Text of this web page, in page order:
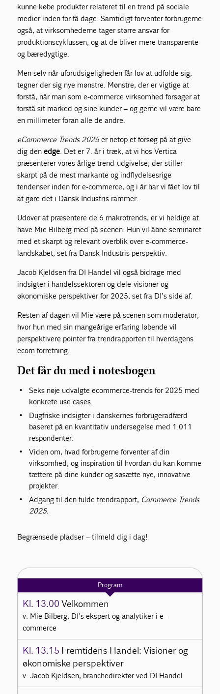
kunne købe produkter relateret til en trend på sociale
medier inden for få dage. Samtidigt forventer forbrugerne
også, at virksomhederne tager større ansvar for
produktionscyklussen, og at de bliver mere transparente
og bæredygtige.
Men selv når uforudsigeligheden får lov at udfolde sig,
tegner der sig nye mønstre. Mønstre, der er vigtige at
forstå, når man som e-commerce virksomhed forsøger at
forstå sit marked og sine kunder – og gerne vil være bare
en millimeter foran alle de andre.
eCommerce Trends 2025er netop et forsøg på at give
dig denedge . Det er 7. år i træk, at vi hos Vertica
præsenterer vores årlige trend-udgivelse, der stiller
skarpt på de mest markante og indflydelsesrige
tendenser inden for e-commerce, og i år har vi fået lov til
at gøre det i Dansk Industris rammer.
Udover at præsentere de 6 makrotrends, er vi heldige at
have Mie Bilberg med på scenen. Hun vil åbne seminaret
med et skarpt og relevant overblik over e-commerce-
landskabet, set fra Dansk Industris perspektiv.
Jacob Kjeldsen fra DI Handel vil også bidrage med
indsigter i handelssektoren og dele visioner og
økonomiske perspektiver for 2025, set fra DI’s side af.
Resten af dagen vil Mie være på scenen som moderator,
hvor hun med sin mangeårige erfaring løbende vil
perspektivere pointer fra trendrapporten til hverdagens
ecom forretning.
Det får du med i notesbogen
Seks nøje udvalgte ecommerce-trends for 2025 med
konkrete use cases.
Dugfriske indsigter i danskernes forbrugeradfærd
baseret på en kvantitativ undersøgelse med 1.011
respondenter.
Viden om, hvad forbrugerne forventer af din
virksomhed, og inspiration til hvordan du kan komme
tættere på dine kunder og søsætte nye, innovative
projekter.
Adgang til den fulde trendrapport, Commerce Trends
2025.
Begrænsede pladser – tilmeld dig i dag!
Program
Kl. 13.00 Velkommen
v. Mie Bilberg, DI’s ekspert og analytiker i e-
commerce
Kl. 13.15 Fremtidens Handel: Visioner og
økonomiske perspektiver
v. Jacob Kjeldsen, branchedirektør ved DI Handel